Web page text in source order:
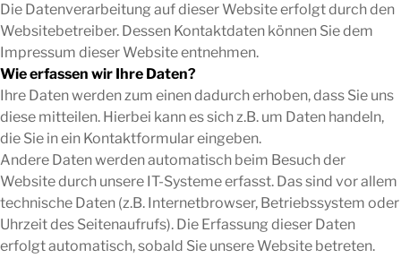
Die Datenverarbeitung auf dieser Website erfolgt durch den
Websitebetreiber. Dessen Kontaktdaten können Sie dem
Impressum dieser Website entnehmen.
Wie erfassen wir Ihre Daten?
Ihre Daten werden zum einen dadurch erhoben, dass Sie uns
diese mitteilen. Hierbei kann es sich z.B. um Daten handeln,
die Sie in ein Kontaktformular eingeben.
Andere Daten werden automatisch beim Besuch der
Website durch unsere IT-Systeme erfasst. Das sind vor allem
technische Daten (z.B. Internetbrowser, Betriebssystem oder
Uhrzeit des Seitenaufrufs). Die Erfassung dieser Daten
erfolgt automatisch, sobald Sie unsere Website betreten.